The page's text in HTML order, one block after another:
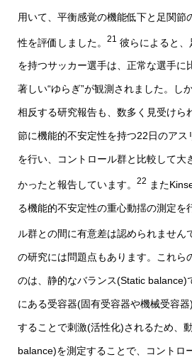
用いて、平衡感覚の機能低下と足関節
性を評価しました。 21 彼らによると
を持つサッカー選手は、正常な選手に
著しい“ゆらぎ”が観測されました。し
相反する研究報告も、数多く見受けら
節に機能的不安定性を持つ22日のアス
を行い、コントロール群と比較して大
かったと報告しています。 22 また
る機能的不安定性の重心動揺の測定を
ル群との間に有意差は認められません
の研究には問題点もあります。これら
のは、静的なバランス(Static balance)
にある受容器(固有受容器や機械受容
することで刺激(活性化)されるため、
balance)を測定することで、コントロ